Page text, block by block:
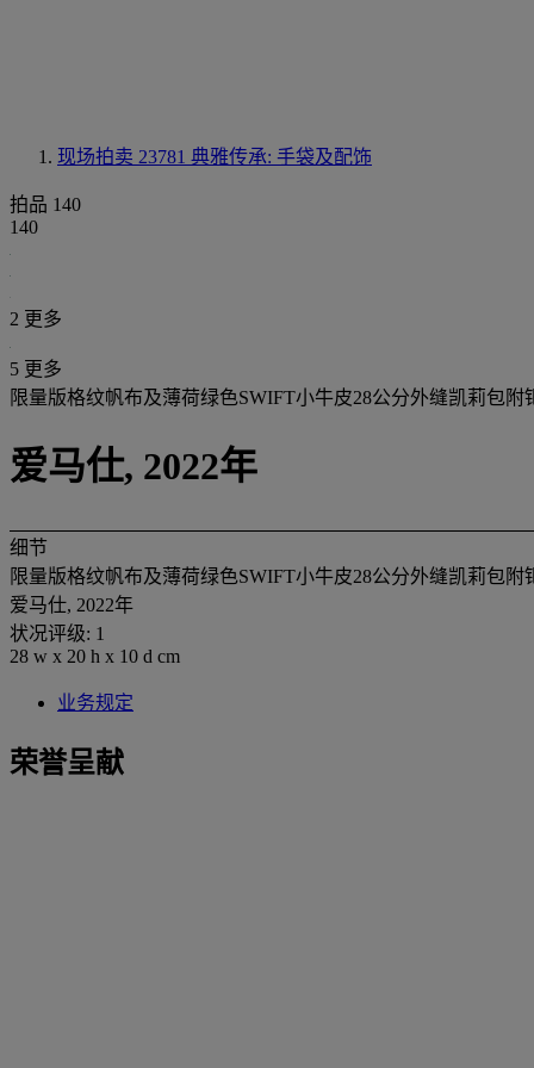
现场拍卖 23781 典雅传承: 手袋及配饰
拍品 140
140
2 更多
5 更多
限量版格纹帆布及薄荷绿色SWIFT小牛皮28公分外缝凯莉包附
爱马仕, 2022年
细节
限量版格纹帆布及薄荷绿色SWIFT小牛皮28公分外缝凯莉包附
爱马仕, 2022年
状况评级: 1
28 w x 20 h x 10 d cm
业务规定
荣誉呈献